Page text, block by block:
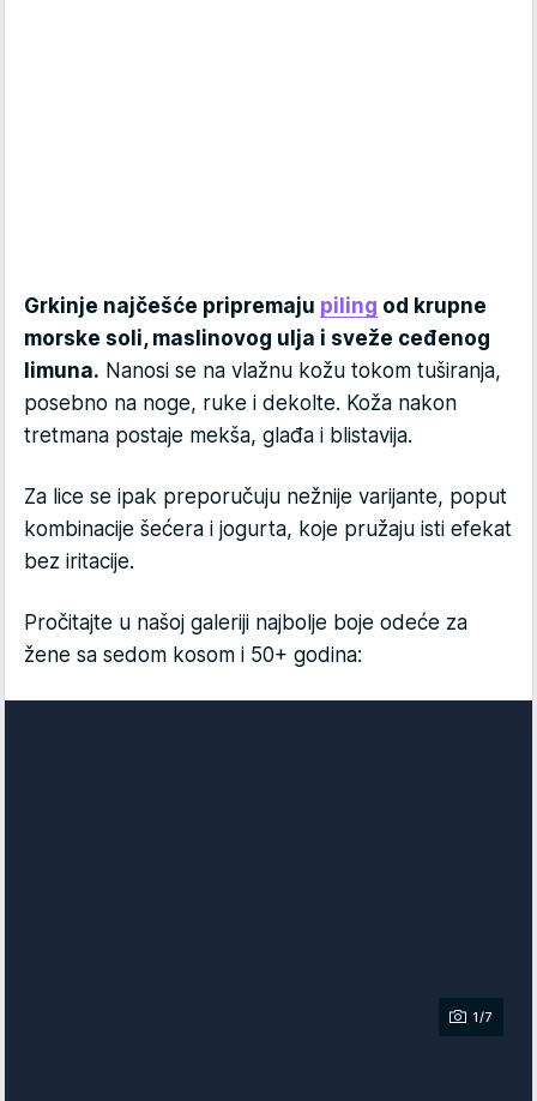
Grkinje najčešće pripremaju piling od krupne
morske soli, maslinovog ulja i sveže ceđenog
limuna. Nanosi se na vlažnu kožu tokom tuširanja,
posebno na noge, ruke i dekolte. Koža nakon
tretmana postaje mekša, glađa i blistavija.
Za lice se ipak preporučuju nežnije varijante, poput
kombinacije šećera i jogurta, koje pružaju isti efekat
bez iritacije.
Pročitajte u našoj galeriji najbolje boje odeće za
žene sa sedom kosom i 50+ godina:
1/7